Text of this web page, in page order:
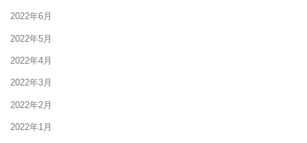
2022年6月
2022年5月
2022年4月
2022年3月
2022年2月
2022年1月